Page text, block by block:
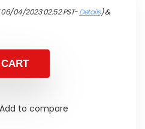
04/2023 02:52 PST-Details)&
Add to compare